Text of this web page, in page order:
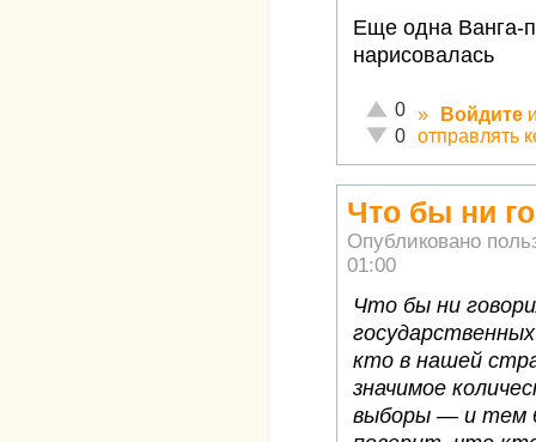
Еще одна Ванга-
нарисовалась
Отлично!
0
Неадекватно!
0
» Войдите
отправлять
Что бы ни
Опубликовано
01:00
Что бы ни
кто в нашей
значимое
выборы — и тем